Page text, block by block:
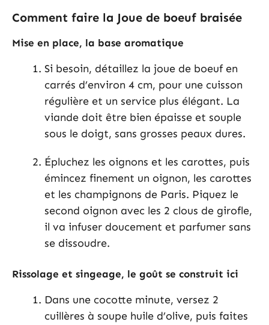
Comment faire la Joue de boeuf braisée
Mise en place, la base aromatique
Si besoin, détaillez la joue de boeuf en
carrés d’environ 4 cm, pour une cuisson
régulière et un service plus élégant. La
viande doit être bien épaisse et souple
sous le doigt, sans grosses peaux dures.
Épluchez les oignons et les carottes, puis
émincez finement un oignon, les carottes
et les champignons de Paris. Piquez le
second oignon avec les 2 clous de girofle,
il va infuser doucement et parfumer sans
se dissoudre.
Rissolage et singeage, le goût se construit ici
Dans une cocotte minute, versez 2
cuillères à soupe huile d’olive, puis faites